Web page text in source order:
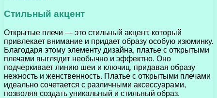
Стильный акцент
Открытые плечи — это стильный акцент, который
привлекает внимание и придает образу особую изюминку.
Благодаря этому элементу дизайна, платье с открытыми
плечами выглядит необычно и эффектно. Оно
подчеркивает линию шеи и ключиц, придавая образу
нежность и женственность. Платье с открытыми плечами
идеально сочетается с различными аксессуарами,
позволяя создать уникальный и стильный образ.